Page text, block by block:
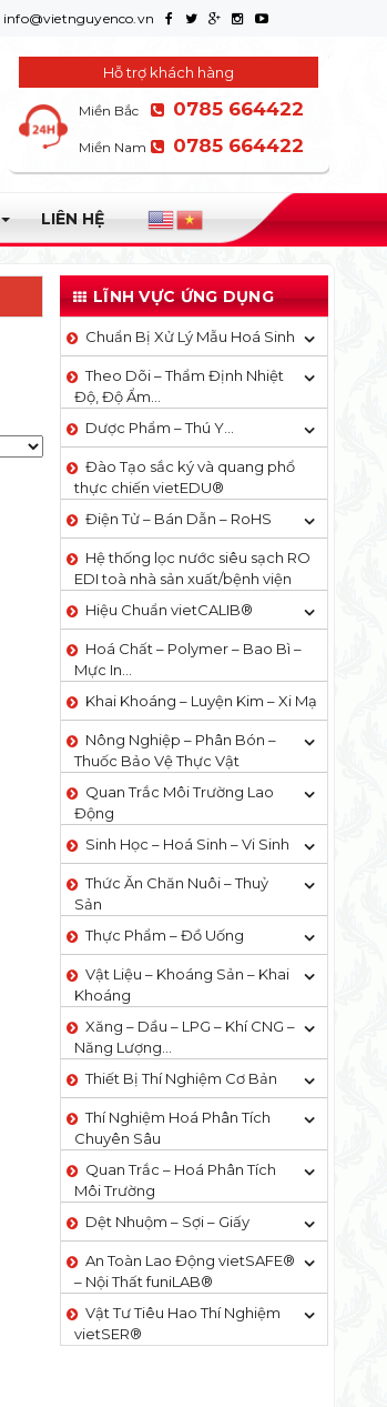
info@vietnguyenco.vn
Hỗ trợ khách hàng
Miền Bắc 0785 664422
Miền Nam 0785 664422
LIÊN HỆ
LĨNH VỰC ỨNG DỤNG
Chuẩn Bị Xử Lý Mẫu Hoá Sinh
Theo Dõi – Thẩm Định Nhiệt
Độ, Độ Ẩm…
Dược Phẩm – Thú Y…
Đào Tạo sắc ký và quang phổ
thực chiến vietEDU®
Điện Tử – Bán Dẫn – RoHS
Hệ thống lọc nước siêu sạch RO
EDI​​ toà nhà sản xuất/bệnh viện
Hiệu Chuẩn vietCALIB®
Hoá Chất – Polymer – Bao Bì –
Mực In…
Khai Khoáng – Luyện Kim – Xi Mạ
Nông Nghiệp – Phân Bón –
Thuốc Bảo Vệ Thực Vật
Quan Trắc Môi Trường Lao
Động
Sinh Học – Hoá Sinh – Vi Sinh
Thức Ăn Chăn Nuôi – Thuỷ
Sản
Thực Phẩm – Đồ Uống
Vật Liệu – Khoáng Sản – Khai
Khoáng
Xăng – Dầu – LPG – Khí CNG –
Năng Lượng…
Thiết Bị Thí Nghiệm Cơ Bản
Thí Nghiệm Hoá Phân Tích
Chuyên Sâu
Quan Trắc – Hoá Phân Tích
Môi Trường
Dệt Nhuộm – Sợi – Giấy
An Toàn Lao Động vietSAFE®
– Nội Thất funiLAB®
Vật Tư Tiêu Hao Thí Nghiệm
vietSER®